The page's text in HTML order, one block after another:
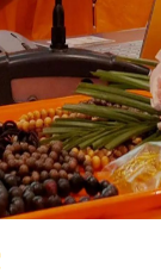
注册